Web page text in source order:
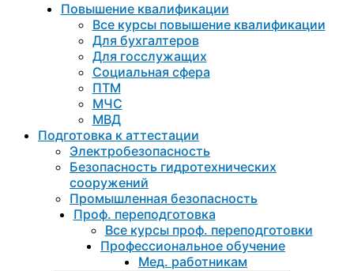
Повышение квалификации
Все курсы повышение квалификации
Для бухгалтеров
Для госслужащих
Социальная сфера
ПТМ
МЧС
МВД
Подготовка к aттестации
Электробезопасность
Безопасность гидротехнических
сооружений
Промышленная безопасность
Проф. переподготовка
Все курсы проф. переподготовки
Профессиональное обучение
Мед. работникам